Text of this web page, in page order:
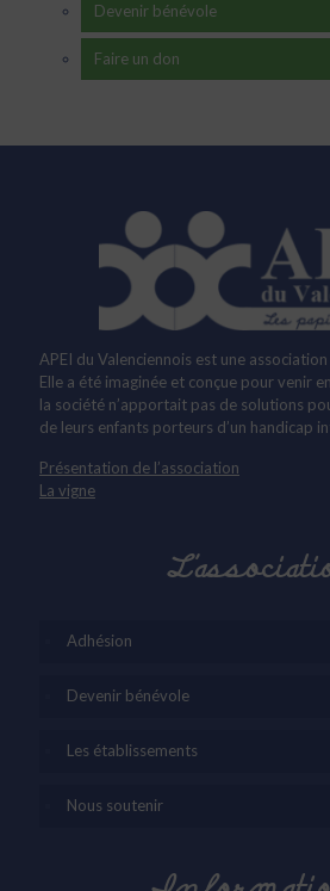
Devenir bénévole
Faire un don
APEI du Valenciennois est une
Elle a été imaginée et conçue pour venir
la société n’apportait pas de solutions
de leurs enfants porteurs d’un handicap
Présentation de l’association
La vigne
Adhésion
Devenir bénévole
Les établissements
Nous soutenir